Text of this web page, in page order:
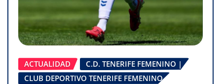
ACTUALIDAD
C.D. TENERIFE FEMENINO |
CLUB DEPORTIVO TENERIFE FEMENINO